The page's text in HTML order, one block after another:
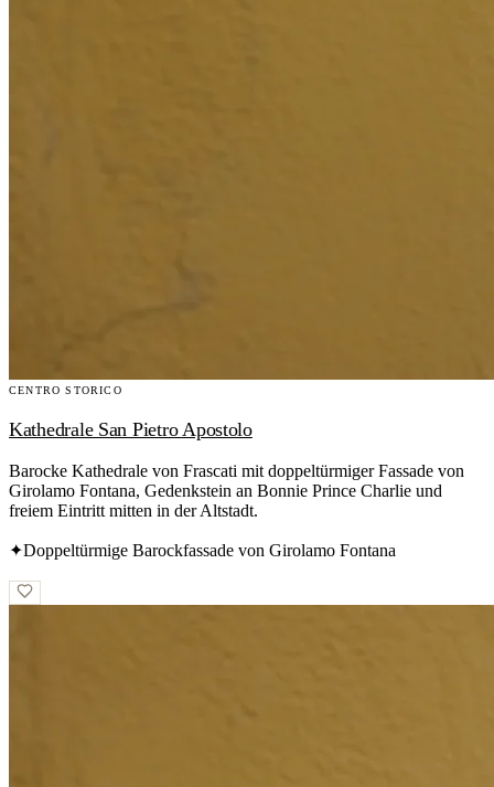
CENTRO STORICO
Kathedrale San Pietro Apostolo
Barocke Kathedrale von Frascati mit doppeltürmiger Fassade von
Girolamo Fontana, Gedenkstein an Bonnie Prince Charlie und
freiem Eintritt mitten in der Altstadt.
✦Doppeltürmige Barockfassade von Girolamo Fontana